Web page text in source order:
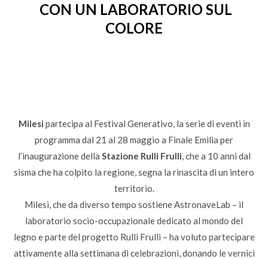
CON UN LABORATORIO SUL
COLORE
Milesi partecipa al Festival Generativo, la serie di eventi in
programma dal 21 al 28 maggio a Finale Emilia per
l’inaugurazione della Stazione Rulli Frulli, che a 10 anni dal
sisma che ha colpito la regione, segna la rinascita di un intero
territorio.
Milesi, che da diverso tempo sostiene AstronaveLab – il
laboratorio socio-occupazionale dedicato al mondo del
legno e parte del progetto Rulli Frulli – ha voluto partecipare
attivamente alla settimana di celebrazioni, donando le vernici